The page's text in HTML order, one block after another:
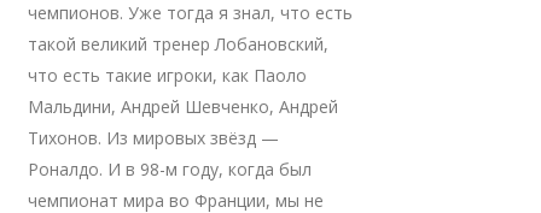
чемпионов. Уже тогда я знал, что есть
такой великий тренер Лобановский,
что есть такие игроки, как Паоло
Мальдини, Андрей Шевченко, Андрей
Тихонов. Из мировых звёзд —
Роналдо. И в 98-м году, когда был
чемпионат мира во Франции, мы не